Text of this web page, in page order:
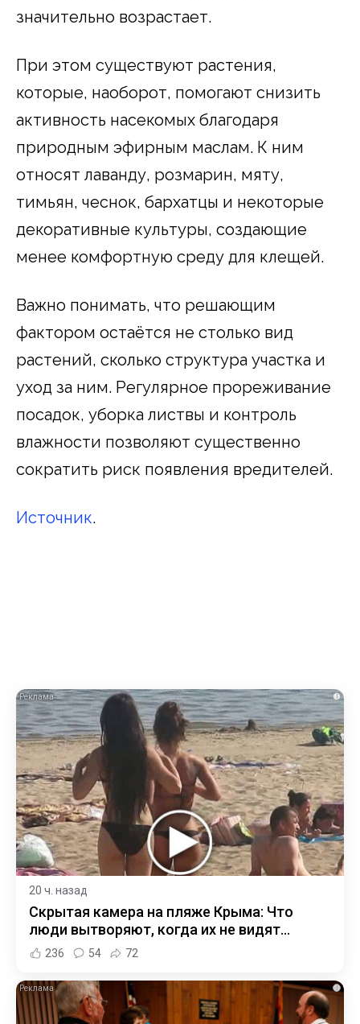
значительно возрастает.
При этом существуют растения,
которые, наоборот, помогают снизить
активность насекомых благодаря
природным эфирным маслам. К ним
относят лаванду, розмарин, мяту,
тимьян, чеснок, бархатцы и некоторые
декоративные культуры, создающие
менее комфортную среду для клещей.
Важно понимать, что решающим
фактором остаётся не столько вид
растений, сколько структура участка и
уход за ним. Регулярное прореживание
посадок, уборка листвы и контроль
влажности позволяют существенно
сократить риск появления вредителей.
Источник.
i
20 ч. назад
Скрытая камера на пляже Крыма: Что
люди вытворяют, когда их не видят...
236 54 72
i